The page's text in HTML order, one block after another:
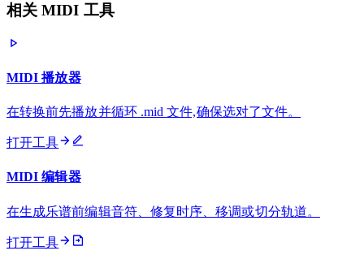
相关 MIDI 工具
MIDI 播放器
在转换前先播放并循环 .mid 文件,确保选对了文件。
打开工具
MIDI 编辑器
在生成乐谱前编辑音符、修复时序、移调或切分轨道。
打开工具